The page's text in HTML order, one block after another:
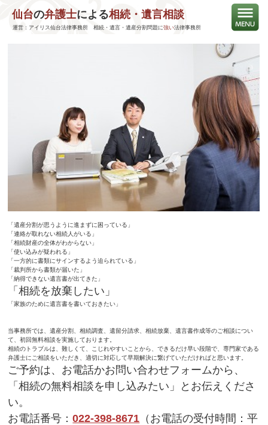
仙台の弁護士による相続・遺言相談
運営：アイリス仙台法律事務所 相続・遺言・遺産分割問題に強い法律事務所
仙台相続無料法律相談会
「遺産分割が思うように進まずに困っている」
「連絡が取れない相続人がいる」
「相続財産の全体がわからない」
「使い込みが疑われる」
「一方的に書類にサインするよう迫られている」
「裁判所から書類が届いた」
「納得できない遺言書が出てきた」
「相続を放棄したい」
「家族のために遺言書を書いておきたい」
当事務所では、遺産分割、相続調査、遺留分請求、相続放棄、遺言書作成等のご相談につい
て、初回無料相談を実施しております。
相続のトラブルは、難しくて、こじれやすいことから、できるだけ早い段階で、専門家である
弁護士にご相談をいただき、適切に対応して早期解決に繋げていただければと思います。
ご予約は、お電話かお問い合わせフォームから、
「相続の無料相談を申し込みたい」とお伝えくださ
い。
お電話番号：022-398-8671 （お電話の受付時間：平